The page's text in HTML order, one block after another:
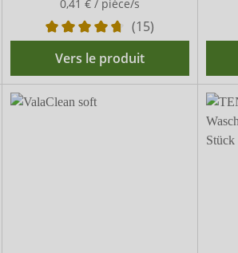
0,41 € / pièce/s
(15)
Vers le produit